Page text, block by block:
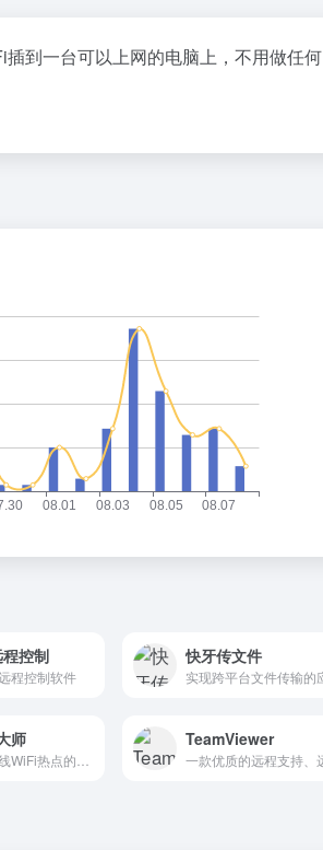
到一台可以上网的电脑上，不用做任何
控制
程控制软件
快牙传文件
师 TeamViewer